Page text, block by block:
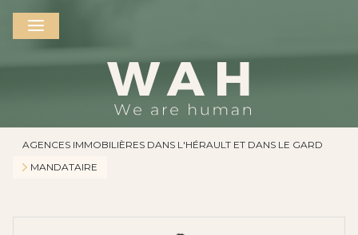
AGENCES IMMOBILIÈRES DANS L'HÉRAULT ET DANS LE GARD
MANDATAIRE